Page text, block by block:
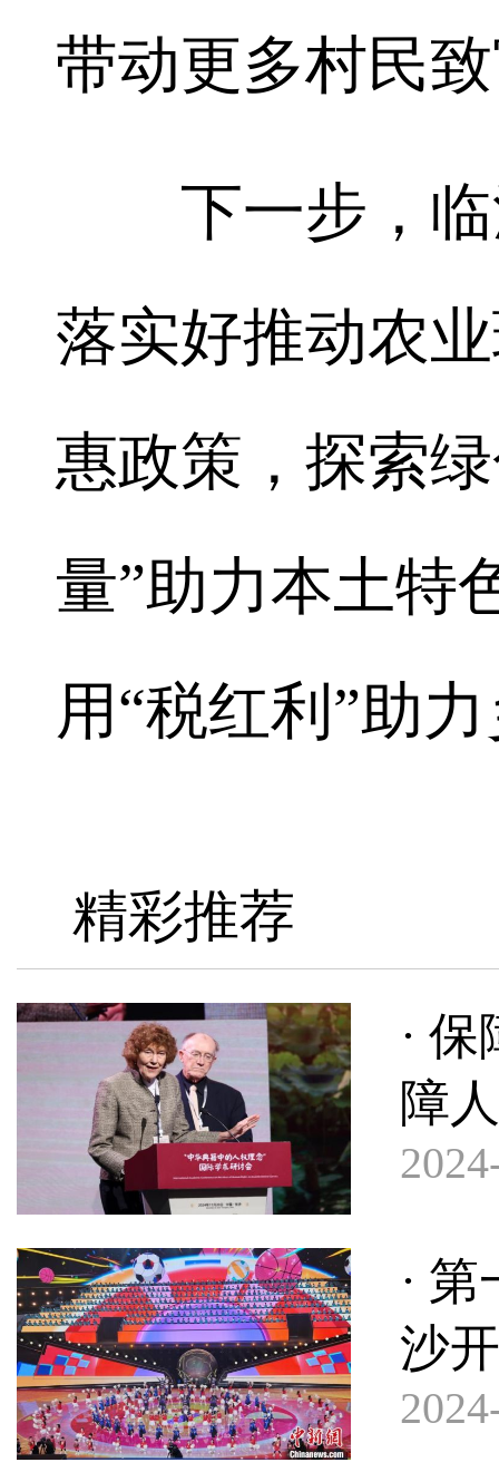
带动更多村民
下一步，临
落实好推动农
惠政策，探索
量”助力本土特
用“税红利”助
精彩推荐
·
障
·
沙